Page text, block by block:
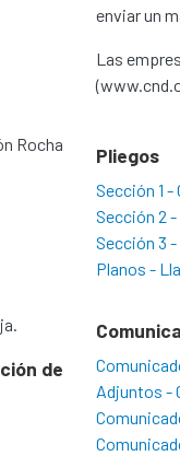
Rocha
de
enviar un
Las
Pliegos
Sección 1 -
Sección 2 -
Sección 3 -
Planos -
Adjuntos -